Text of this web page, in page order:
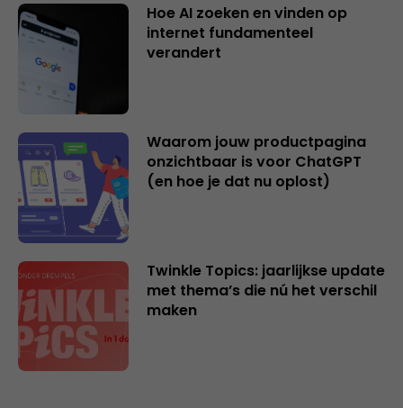
Hoe AI zoeken en vinden op
internet fundamenteel
verandert
Waarom jouw productpagina
onzichtbaar is voor ChatGPT
(en hoe je dat nu oplost)
Twinkle Topics: jaarlijkse update
met thema’s die nú het verschil
maken